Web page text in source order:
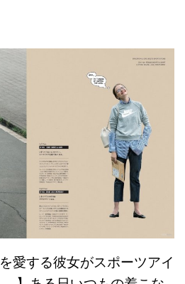
愛する彼女がスポーツアイ